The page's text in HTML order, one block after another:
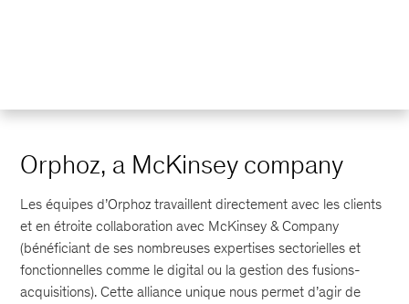
Orphoz, a McKinsey company
Les équipes d’Orphoz travaillent directement avec les clients
et en étroite collaboration avec McKinsey & Company
(bénéficiant de ses nombreuses expertises sectorielles et
fonctionnelles comme le digital ou la gestion des fusions-
acquisitions). Cette alliance unique nous permet d’agir de